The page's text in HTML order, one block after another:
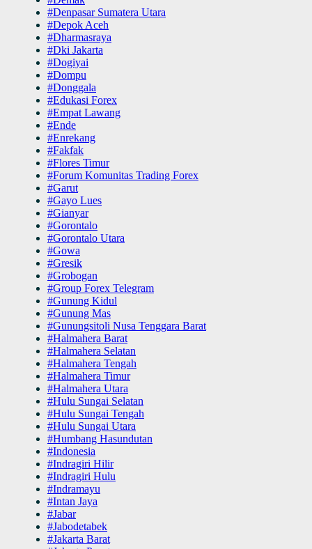
#Denpasar Sumatera Utara
#Depok Aceh
#Dharmasraya
#Dki Jakarta
#Dogiyai
#Dompu
#Donggala
#Edukasi Forex
#Empat Lawang
#Ende
#Enrekang
#Fakfak
#Flores Timur
#Forum Komunitas Trading Forex
#Garut
#Gayo Lues
#Gianyar
#Gorontalo
#Gorontalo Utara
#Gowa
#Gresik
#Grobogan
#Group Forex Telegram
#Gunung Kidul
#Gunung Mas
#Gunungsitoli Nusa Tenggara Barat
#Halmahera Barat
#Halmahera Selatan
#Halmahera Tengah
#Halmahera Timur
#Halmahera Utara
#Hulu Sungai Selatan
#Hulu Sungai Tengah
#Hulu Sungai Utara
#Humbang Hasundutan
#Indonesia
#Indragiri Hilir
#Indragiri Hulu
#Indramayu
#Intan Jaya
#Jabar
#Jabodetabek
#Jakarta Barat